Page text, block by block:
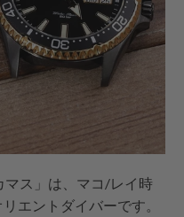
ス」は、マコ/レイ時
エントダイバーです。